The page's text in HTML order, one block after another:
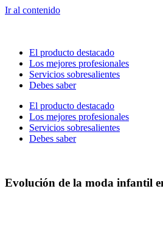
Ir al contenido
El producto destacado
Los mejores profesionales
Servicios sobresalientes
Debes saber
El producto destacado
Los mejores profesionales
Servicios sobresalientes
Debes saber
Evolución de la moda infantil